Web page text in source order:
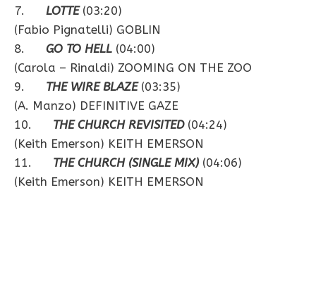
7. LOTTE(03:20)
(Fabio Pignatelli) GOBLIN
8. GO TO HELL (04:00)
(Carola – Rinaldi) ZOOMING ON THE ZOO
9. THE WIRE BLAZE(03:35)
(A. Manzo) DEFINITIVE GAZE
10. THE CHURCH REVISITED(04:24)
(Keith Emerson) KEITH EMERSON
11.
THE CHURCH (SINGLE MIX) (04:06)
(Keith Emerson) KEITH EMERSON